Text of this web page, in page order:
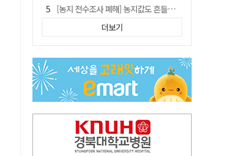
[농지 전수조사 폐해] 농지값도 흔들리나…"도지 막히면 헐값 매물 나올 수도"
지역활성화 펀드 9호…포항 AI 데이터센터에 6천억 투입
경북 영천시, 9월부터 11월까지 반값 여행 혜택 제공
[농지 전수조사 폐해] '쌀 받고 논 내 준' 도지농 이제 어쩌나?
아쉬운 태클
더보기